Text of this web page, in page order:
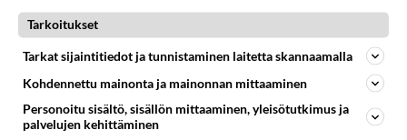
Jösses! 81-vuotias Frederik lähtee näihin
ankariin olosuhteisiin Farmi Suomi -realityssä!
Tarkoitukset
Tarkat sijaintitiedot ja tunnistaminen laitetta skannaamalla
Kohdennettu mainonta ja mainonnan mittaaminen
Personoitu sisältö, sisällön mittaaminen, yleisötutkimus ja
palvelujen kehittäminen